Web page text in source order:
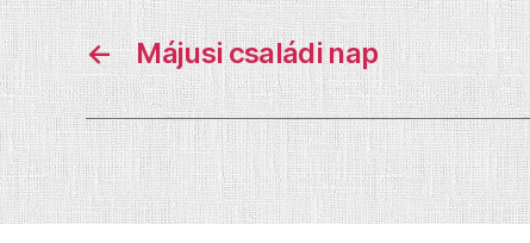
← Májusi családi nap